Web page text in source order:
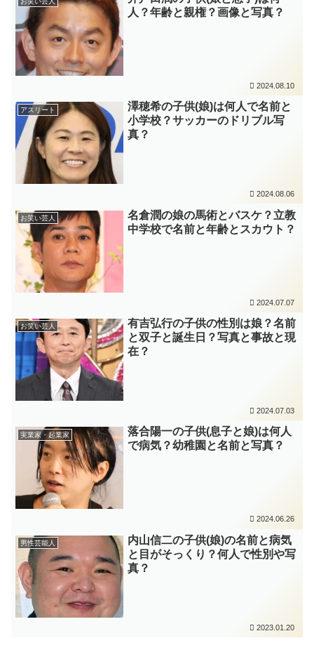
人？年齢と親権？画像と写真？
2024.08.10
アスリート
澤穂希の子供(娘)は何人で名前と
小学校？サッカーのドリブル写
真？
2024.08.06
お笑い芸人
名倉潤の娘の馬術とバスケ？立教
中学校で名前と年齢とスカウト？
2024.07.07
お笑い芸人
有吉弘行の子供の性別は娘？名前
と双子と誕生日？写真と事故と現
在？
2024.07.03
実業家・起業家
落合陽一の子供(息子と娘)は何人
で病気？幼稚園と名前と写真？
2024.06.26
男性芸能人
内山信二の子供(娘)の名前と病気
と目がそっくり？何人で性別や写
真？
2023.01.20